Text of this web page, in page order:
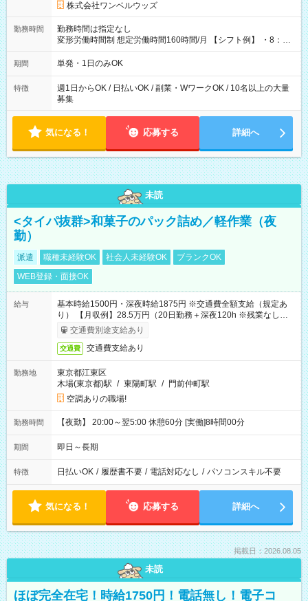
株式会社ワンベルウッズ
勤務時間
勤務時間は指定なし
変形労働時間制 想定労働時間160時間/月 【シフト例】 ・8：00
～21：00
期間 単発・1日のみOK
特徴
週1日からOK / 日払いOK / 副業・WワークOK / 10名以上の大量
募集
気になる！ 応募する 詳細へ
未読
<タイパ抜群>和菓子のパック詰め／軽作業（夜
勤）
派遣 職種未経験OK 社会人未経験OK
ブランクOK
WEB登録・面接OK
給与
基本時給1500円・深夜時給1875円 ※交通費全額支給（規定あ
り） 【月収例】28.5万円（20日勤務＋深夜120h ※残業なしの場
合）交通費別途支給あり
交通費 交通費支給あり
勤務地
東京都江東区
木場(東京都)駅 / 東陽町駅 / 門前仲町駅
空調ありの職場!
勤務時間 【夜勤】 20:00～翌5:00 休憩60分 [実働]8時間00分
期間 即日～長期
特徴 日払いOK / 履歴書不要 / 電話対応なし / パソコンスキル不要
気になる！ 応募する 詳細へ
掲載日：2026.08.05
未読
ほぼ完全在宅！時給1750円！電話無し！電子コ